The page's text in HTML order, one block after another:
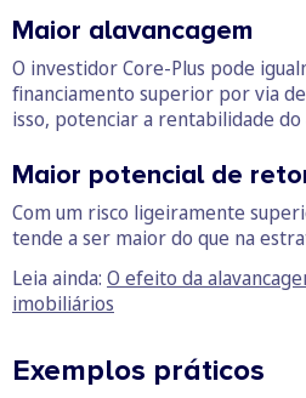
Maior alavancagem
O investidor Core-Plus pode
financiamento superior por via
isso, potenciar a rentabilidade do
Maior potencial de
Com um risco ligeiramente
tende a ser maior do que na
Leia ainda: O efeito da
imobiliários
Exemplos práticos